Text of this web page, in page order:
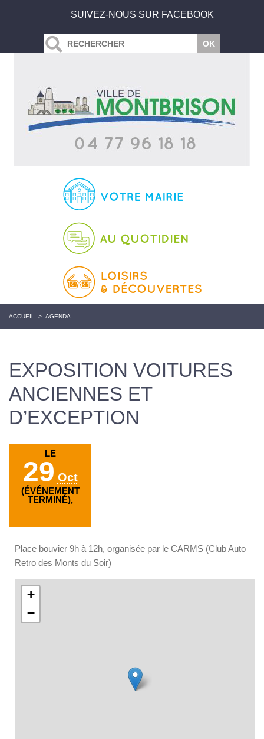
SUIVEZ-NOUS SUR FACEBOOK
ACCUEIL > AGENDA
EXPOSITION VOITURES
ANCIENNES ET
D’EXCEPTION
LE
29 Oct
(ÉVÉNEMENT
TERMINÉ),
Place bouvier 9h à 12h, organisée par le CARMS (Club Auto
Retro des Monts du Soir)
+
−